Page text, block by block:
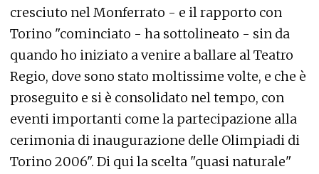
cresciuto nel Monferrato - e il rapporto con
Torino "cominciato - ha sottolineato - sin da
quando ho iniziato a venire a ballare al Teatro
Regio, dove sono stato moltissime volte, e che è
proseguito e si è consolidato nel tempo, con
eventi importanti come la partecipazione alla
cerimonia di inaugurazione delle Olimpiadi di
Torino 2006". Di qui la scelta "quasi naturale"